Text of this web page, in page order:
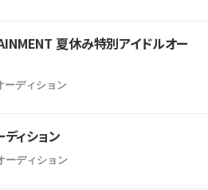
夏休み特別アイドルオー
ディション
ィション
ディション